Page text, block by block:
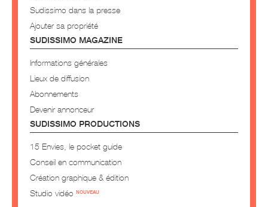
Sudissimo dans la presse
Ajouter sa propriété
SUDISSIMO MAGAZINE
Informations générales
Lieux de diffusion
Abonnements
Devenir annonceur
SUDISSIMO PRODUCTIONS
15 Envies, le pocket guide
Conseil en communication
Création graphique & édition
Studio vidéo NOUVEAU